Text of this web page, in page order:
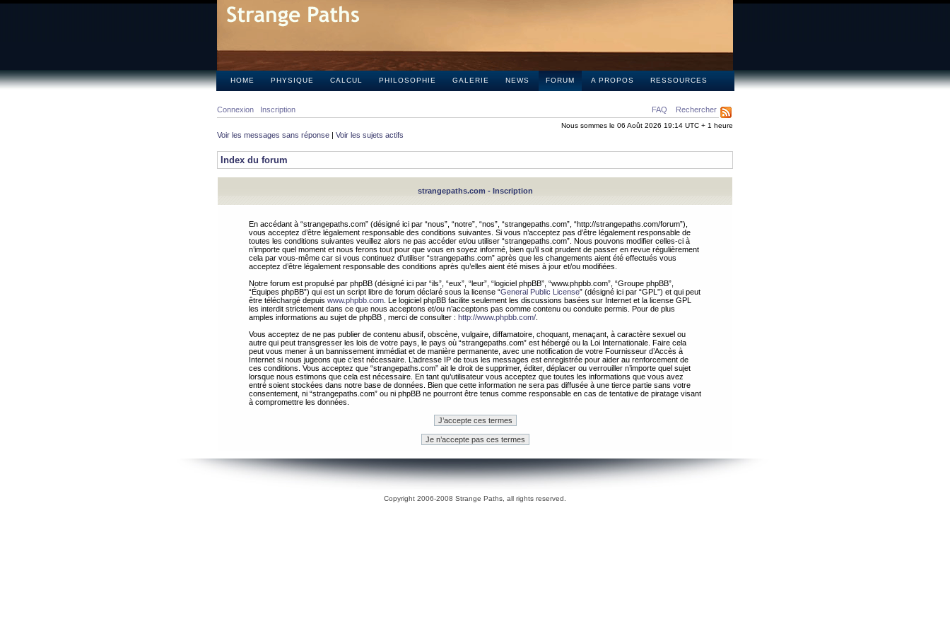
HOME PHYSIQUE CALCUL PHILOSOPHIE GALERIE NEWS FORUM A PROPOS RESSOURCES
FAQ Rechercher
Connexion Inscription
Nous sommes le 06 Août 2026 19:14 UTC + 1 heure
Voir les messages sans réponse | Voir les sujets actifs
Index du forum
strangepaths.com - Inscription
En accédant à “strangepaths.com” (désigné ici par “nous”, “notre”, “nos”, “strangepaths.com”, “http://strangepaths.com/forum”),
vous acceptez d’être légalement responsable des conditions suivantes. Si vous n’acceptez pas d’être légalement responsable de
toutes les conditions suivantes veuillez alors ne pas accéder et/ou utiliser “strangepaths.com”. Nous pouvons modifier celles-ci à
n’importe quel moment et nous ferons tout pour que vous en soyez informé, bien qu’il soit prudent de passer en revue régulièrement
cela par vous-même car si vous continuez d’utiliser “strangepaths.com” après que les changements aient été effectués vous
acceptez d’être légalement responsable des conditions après qu’elles aient été mises à jour et/ou modifiées.
Notre forum est propulsé par phpBB (désigné ici par “ils”, “eux”, “leur”, “logiciel phpBB”, “www.phpbb.com”, “Groupe phpBB”,
“Équipes phpBB”) qui est un script libre de forum déclaré sous la license “General Public License” (désigné ici par “GPL”) et qui peut
être téléchargé depuis www.phpbb.com . Le logiciel phpBB facilite seulement les discussions basées sur Internet et la license GPL
les interdit strictement dans ce que nous acceptons et/ou n’acceptons pas comme contenu ou conduite permis. Pour de plus
amples informations au sujet de phpBB , merci de consulter : http://www.phpbb.com/
Vous acceptez de ne pas publier de contenu abusif, obscène, vulgaire, diffamatoire, choquant, menaçant, à caractère sexuel ou
autre qui peut transgresser les lois de votre pays, le pays où “strangepaths.com” est hébergé ou la Loi Internationale. Faire cela
peut vous mener à un bannissement immédiat et de manière permanente, avec une notification de votre Fournisseur d’Accès à
Internet si nous jugeons que c’est nécessaire. L’adresse IP de tous les messages est enregistrée pour aider au renforcement de
ces conditions. Vous acceptez que “strangepaths.com” ait le droit de supprimer, éditer, déplacer ou verrouiller n’importe quel sujet
lorsque nous estimons que cela est nécessaire. En tant qu’utilisateur vous acceptez que toutes les informations que vous avez
entré soient stockées dans notre base de données. Bien que cette information ne sera pas diffusée à une tierce partie sans votre
consentement, ni “strangepaths.com” ou ni phpBB ne pourront être tenus comme responsable en cas de tentative de piratage visant
à compromettre les données.
Copyright 2006-2008 Strange Paths, all rights reserved.